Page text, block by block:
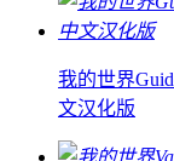
我的世界
文汉化版